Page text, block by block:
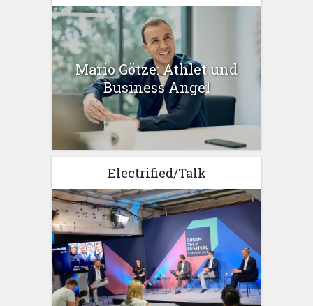
Mario Götze: Athlet und
Business Angel
Electrified/Talk